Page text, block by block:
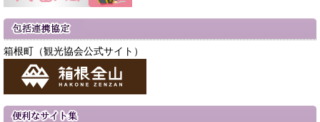
箱根町（観光協会公式サイト）